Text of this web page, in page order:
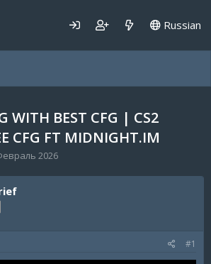
Russian
WITH BEST CFG | CS2
CFG FT MIDNIGHT.IM
2026
#1